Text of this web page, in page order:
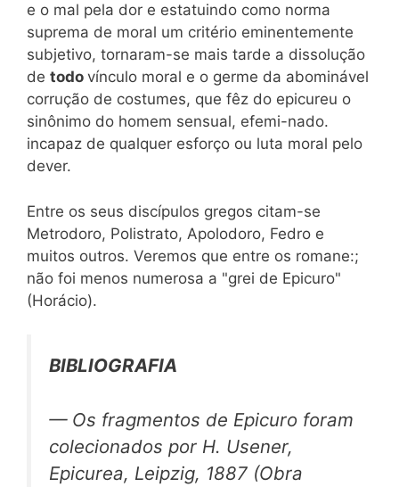
e o mal pela dor e estatuindo como norma
suprema de moral um critério eminentemente
subjetivo, tornaram-se mais tarde a dissolução
de todo vínculo moral e o germe da abominável
corrução de costumes, que fêz do epicureu o
sinônimo do homem sensual, efemi-nado.
incapaz de qualquer esforço ou luta moral pelo
dever.
Entre os seus discípulos gregos citam-se
Metrodoro, Polistrato, Apolodoro, Fedro e
muitos outros. Veremos que entre os romane:;
não foi menos numerosa a "grei de Epicuro"
(Horácio).
BIBLIOGRAFIA
— Os fragmentos de Epicuro foram
colecionados por H. Usener,
Epicurea, Leipzig, 1887 (Obra